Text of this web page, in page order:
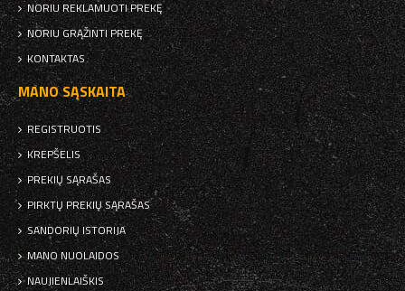
NORIU REKLAMUOTI PREKĘ
NORIU GRĄŽINTI PREKĘ
KONTAKTAS
MANO SĄSKAITA
REGISTRUOTIS
KREPŠELIS
PREKIŲ SĄRAŠAS
PIRKTŲ PREKIŲ SĄRAŠAS
SANDORIŲ ISTORIJA
MANO NUOLAIDOS
NAUJIENLAIŠKIS